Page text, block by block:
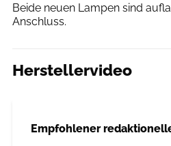
Beide neuen Lampen sind
Anschluss.
Herstellervideo
Empfohlener